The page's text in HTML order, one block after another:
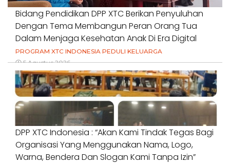
Bidang Pendidikan DPP XTC Berikan Penyuluhan
Dengan Tema Membangun Peran Orang Tua
Dalam Menjaga Kesehatan Anak Di Era Digital
PROGRAM XTC INDONESIA PEDULI KELUARGA
5 Agustus 2026
DPP XTC Indonesia : “Akan Kami Tindak Tegas Bagi
Organisasi Yang Menggunakan Nama, Logo,
Warna, Bendera Dan Slogan Kami Tanpa Izin”